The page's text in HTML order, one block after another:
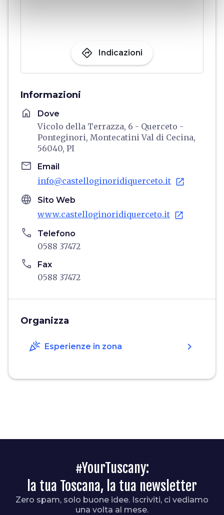
directions Indicazioni
Informazioni
home Dove
Vicolo della Terrazza, 6 - Querceto -
Ponteginori, Montecatini Val di Cecina,
56040, PI
email Email
info@castelloginoridiquerceto.it open_in_new
language Sito Web
www.castelloginoridiquerceto.it open_in_new
phone Telefono
0588 37472
phone Fax
0588 37472
Organizza
celebration Esperienze in zona chevron_right
#YourTuscany:
la tua Toscana, la tua newsletter
Zero spam, solo buone idee. Iscriviti, ci vediamo
una volta al mese.